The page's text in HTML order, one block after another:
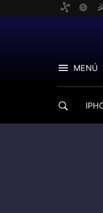
MENÚ